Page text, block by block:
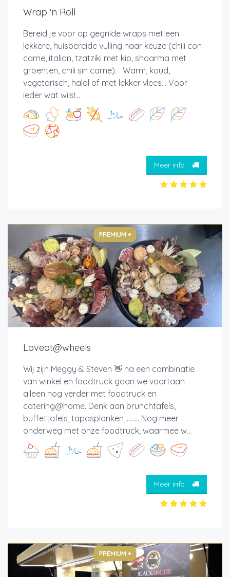
Wrap 'n Roll
Bereid je voor op gegrilde wraps met een
lekkere, huisbereide vulling naar keuze (chili con
carne, italian, tzatziki met kip, shoarma met
groenten, chili sin carne). Warm, koud,
vegetarisch, halal of met lekker vlees... Voor
ieder wat wils!...
Meer info
PREMIUM +
Loveat@wheels
Wij zijn Meggy & Steven 👋 na een combinatie
van winkel en foodtruck gaan we voortaan
alleen nog verder met foodtruck en
catering@home. Denk aan brunchtafels,
buffettafels, tapasplanken,......... Nog meer
onderweg met onze foodtruck, waarmee w...
Meer info
PREMIUM +